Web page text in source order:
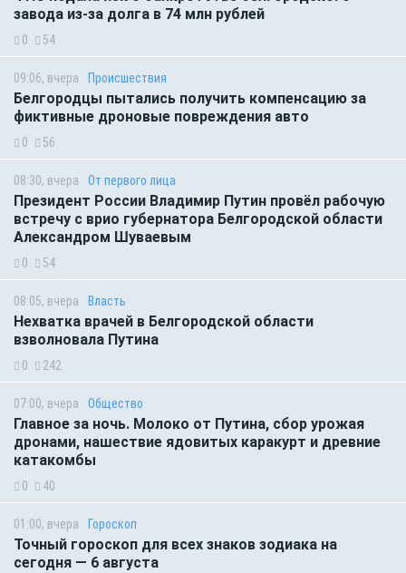
завода из-за долга в 74 млн рублей
0 54
09:06, вчера Происшествия
Белгородцы пытались получить компенсацию за
фиктивные дроновые повреждения авто
0 56
08:30, вчера От первого лица
Президент России Владимир Путин провёл рабочую
встречу с врио губернатора Белгородской области
Александром Шуваевым
0 54
08:05, вчера Власть
Нехватка врачей в Белгородской области
взволновала Путина
0 242
07:00, вчера Общество
Главное за ночь. Молоко от Путина, сбор урожая
дронами, нашествие ядовитых каракурт и древние
катакомбы
0 40
01:00, вчера Гороскоп
Точный гороскоп для всех знаков зодиака на
сегодня — 6 августа